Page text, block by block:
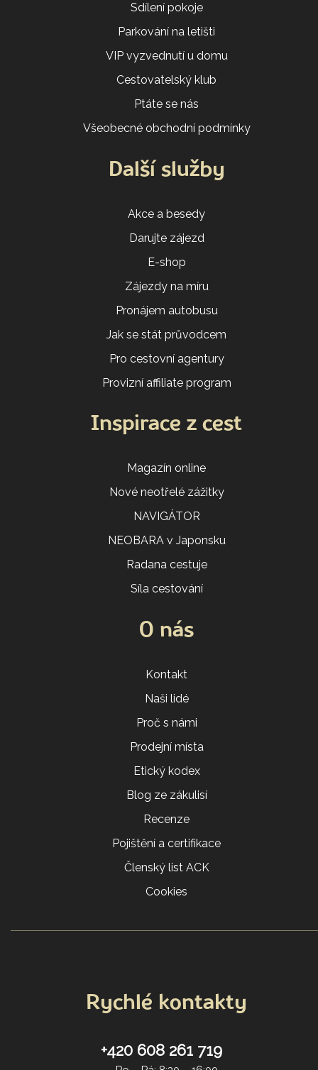
Sdílení pokoje
Parkování na letišti
VIP vyzvednutí u domu
Cestovatelský klub
Ptáte se nás
Všeobecné obchodní podmínky
Další služby
Akce a besedy
Darujte zájezd
E-shop
Zájezdy na míru
Pronájem autobusu
Jak se stát průvodcem
Pro cestovní agentury
Provizní affiliate program
Inspirace z cest
Magazín online
Nové neotřelé zážitky
NAVIGÁTOR
NEOBARA v Japonsku
Radana cestuje
Síla cestování
O nás
Kontakt
Naši lidé
Proč s námi
Prodejní místa
Etický kodex
Blog ze zákulisí
Recenze
Pojištění a certifikace
Členský list ACK
Cookies
Rychlé kontakty
+420 608 261 719